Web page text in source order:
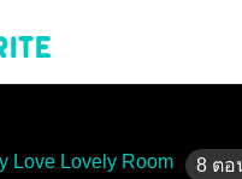
Love Lovely Room 8 ตอ